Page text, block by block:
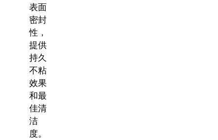
表面
密封
性，
提供
持久
不粘
效果
和最
佳清
洁
度。